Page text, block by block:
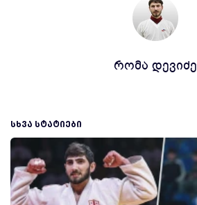
რომა დევიძე
ᲡᲮᲕᲐ ᲡᲢᲐᲢᲘᲔᲑᲘ